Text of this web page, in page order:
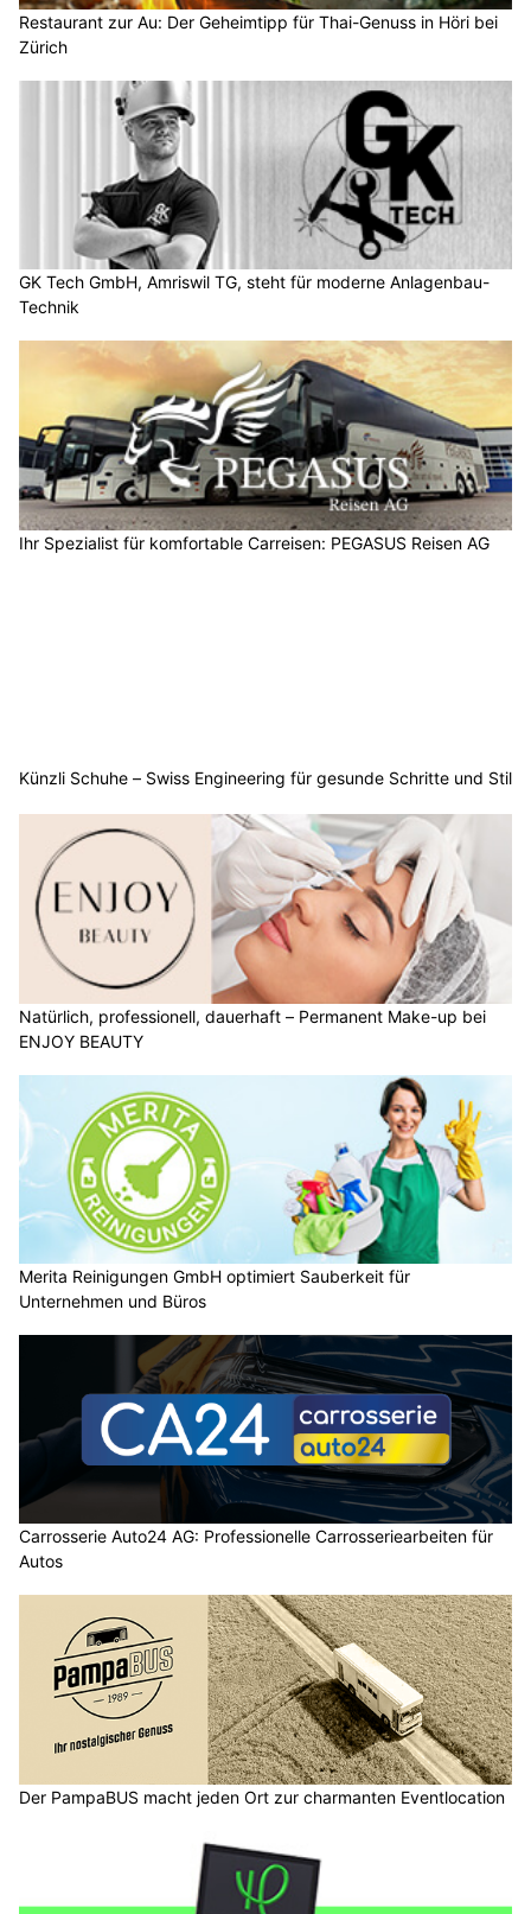
Restaurant zur Au: Der Geheimtipp für Thai-Genuss in Höri bei
Zürich
GK Tech GmbH, Amriswil TG, steht für moderne Anlagenbau-
Technik
Ihr Spezialist für komfortable Carreisen: PEGASUS Reisen AG
Künzli Schuhe – Swiss Engineering für gesunde Schritte und Stil
Natürlich, professionell, dauerhaft – Permanent Make-up bei
ENJOY BEAUTY
Merita Reinigungen GmbH optimiert Sauberkeit für
Unternehmen und Büros
Carrosserie Auto24 AG: Professionelle Carrosseriearbeiten für
Autos
Der PampaBUS macht jeden Ort zur charmanten Eventlocation